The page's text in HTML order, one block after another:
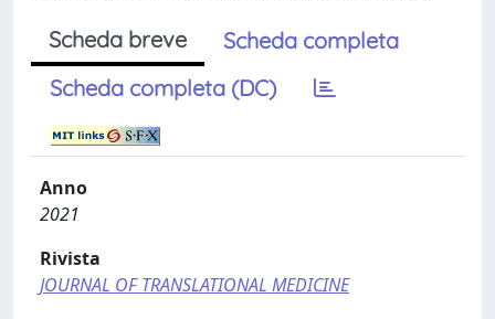
Scheda breve
Scheda completa
Scheda completa (DC)
Anno
2021
Rivista
JOURNAL OF TRANSLATIONAL MEDICINE